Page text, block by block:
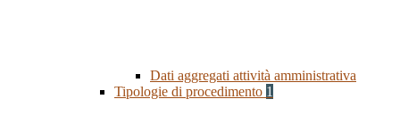
Dati aggregati attività amministrativa
Tipologie di procedimento 1